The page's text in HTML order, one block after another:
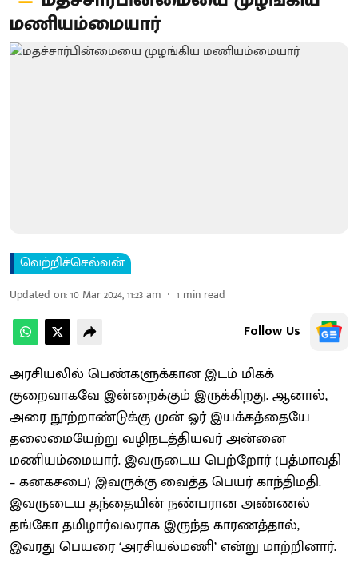
மணியம்மையார்
வெற்றிச்செல்வன்
Updated on:10 Mar 2024, 11:23 am 1 min read
Follow Us
அரசியலில் பெண்களுக்கான இடம் மிகக்
குறைவாகவே இன்றைக்கும் இருக்கிறது. ஆனால்,
அரை நூற்றாண்டுக்கு முன் ஓர் இயக்கத்தையே
தலைமையேற்று வழிநடத்தியவர் அன்னை
மணியம்மையார். இவருடைய பெற்றோர் (பத்மாவதி
– கனகசபை) இவருக்கு வைத்த பெயர் காந்திமதி.
இவருடைய தந்தையின் நண்பரான அண்ணல்
தங்கோ தமிழார்வலராக இருந்த காரணத்தால்,
இவரது பெயரை ‘அரசியல்மணி’ என்று மாற்றினார்.